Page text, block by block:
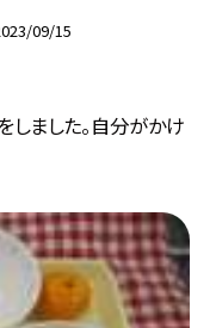
09/15
しました。自分がかけ